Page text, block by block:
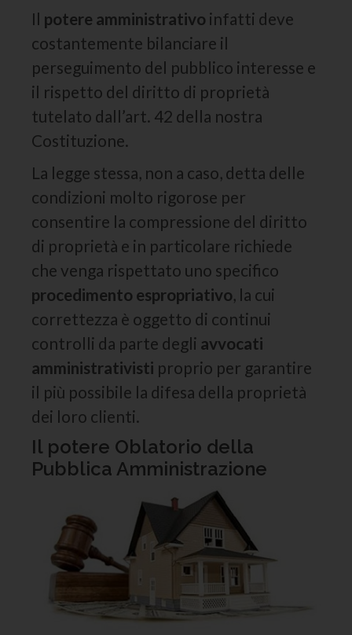
Il potere amministrativo infatti deve
costantemente bilanciare il
perseguimento del pubblico interesse e
il rispetto del diritto di proprietà
tutelato dall’art. 42 della nostra
Costituzione.
La legge stessa, non a caso, detta delle
condizioni molto rigorose per
consentire la compressione del diritto
di proprietà e in particolare richiede
che venga rispettato uno specifico
procedimento espropriativo, la cui
correttezza è oggetto di continui
controlli da parte degli avvocati
amministrativisti proprio per garantire
il più possibile la difesa della proprietà
dei loro clienti.
Il potere Oblatorio della
Pubblica Amministrazione